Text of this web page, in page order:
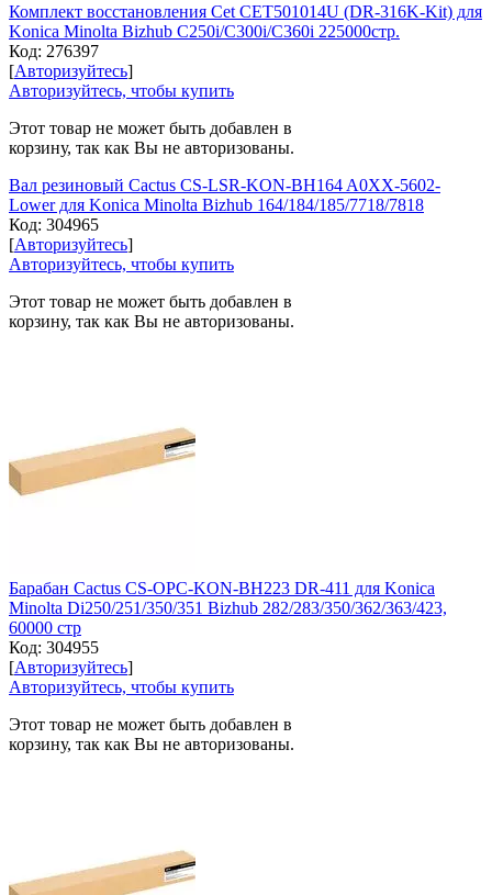
Комплект восстановления Cet CET501014U (DR-316K-Kit) для
Konica Minolta Bizhub C250i/C300i/C360i 225000стр.
Код: 276397
[Авторизуйтесь]
Авторизуйтесь, чтобы купить
Этот товар не может быть добавлен в
корзину, так как Вы не авторизованы.
Вал резиновый Cactus CS-LSR-KON-BH164 A0XX-5602-
Lower для Konica Minolta Bizhub 164/184/185/7718/7818
Код: 304965
[Авторизуйтесь]
Авторизуйтесь, чтобы купить
Этот товар не может быть добавлен в
корзину, так как Вы не авторизованы.
Барабан Cactus CS-OPC-KON-BH223 DR-411 для Konica
Minolta Di250/251/350/351 Bizhub 282/283/350/362/363/423,
60000 стр
Код: 304955
[Авторизуйтесь]
Авторизуйтесь, чтобы купить
Этот товар не может быть добавлен в
корзину, так как Вы не авторизованы.